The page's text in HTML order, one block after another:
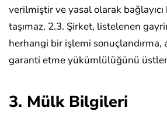
verilmiştir ve yasal olarak
taşımaz. 2.3. Şirket, listelenen
herhangi bir işlemi sonuçlandırma,
garanti etme yükümlülüğünü
3. Mülk Bilgileri